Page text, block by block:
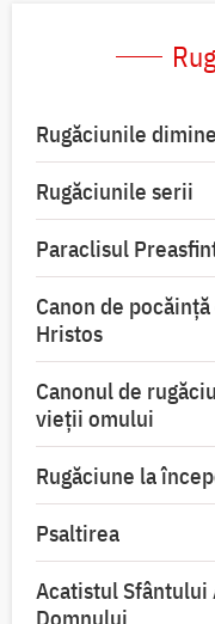
Rugăciunile
Rugăciunile serii
Paraclisul
Canon de
Hristos
Canonul de
vieții omului
Rugăciune la
Psaltirea
Acatistul Sfântului
Domnului